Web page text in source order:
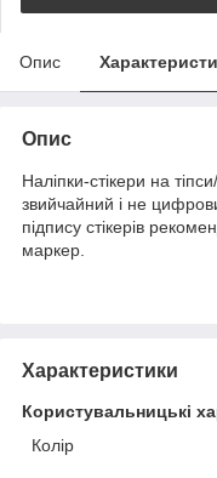
Опис
Опис
Наліпки-стікери на
звийчайний і не
підпису стікерів
маркер.
Характеристики
Користувальницькі
Колір